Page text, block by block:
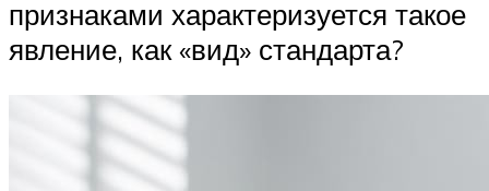
признаками характеризуется такое
явление, как «вид» стандарта?